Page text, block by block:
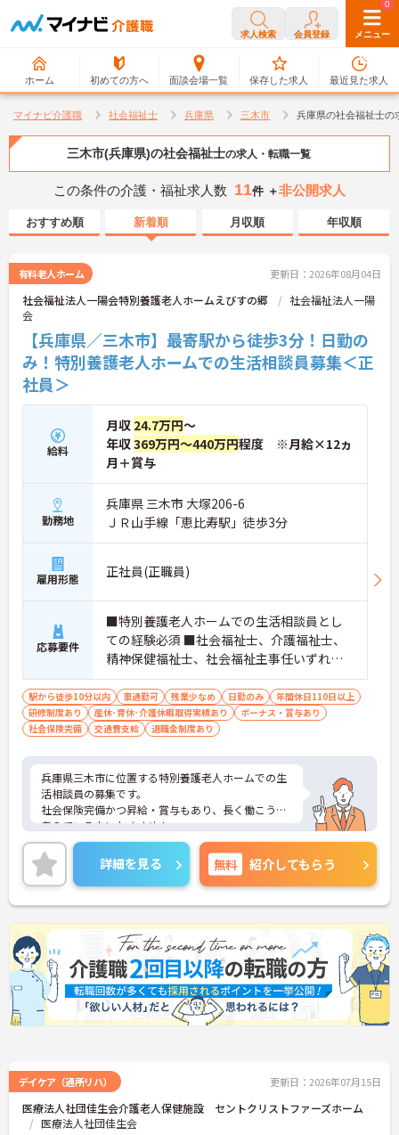
求人検索 会員登録 メニュー
ホーム 初めての方へ 面談会場一覧
0
保存した求人
0
最近見た求人
マイナビ介護職 社会福祉士 兵庫県 三木市 兵庫県の社会福祉士の
三木市(兵庫県)の社会福祉士の求人・転職一覧
この条件の介護・福祉求人数 11件 ＋非公開求人
おすすめ順 新着順 月収順 年収順
有料老人ホーム 更新日：2026年08月04日
社会福祉法人一陽会特別養護老人ホームえびすの郷
社会福祉法人一陽
会
【兵庫県／三木市】最寄駅から徒歩3分！日勤の
み！特別養護老人ホームでの生活相談員募集＜正
社員＞
給料
月収 24.7万円～
年収369万円～440万円程度 ※月給×12ヵ
月＋賞与
勤務地
兵庫県 三木市 大塚206-6
ＪＲ山手線「恵比寿駅」徒歩3分
雇用形態 正社員(正職員)
応募要件
■特別養護老人ホームでの生活相談員とし
ての経験必須 ■社会福祉士、介護福祉士、
精神保健福祉士、社会福祉主事任いずれか
必須 ■必要なPCスキル：介護ソフトへの入
力(Word程度）
駅から徒歩10分以内 車通勤可 残業少なめ 日勤のみ
年間休日110日以上
研修制度あり
産休･育休･介護休暇取得実績あり
ボーナス・賞与あり
社会保険完備
交通費支給 退職金制度あり
兵庫県三木市に位置する特別養護老人ホームでの生
活相談員の募集です。
社会保険完備かつ昇給・賞与もあり、長く働こうと
考えている方におすすめ！
マイカー通勤◎かつ無料駐車場有！様々な通勤手段
を選べて便利！
ご興味のある方はご面接のポイントをお伝えいたし
ますので、お気軽にご相談ください。
詳細を見る 無料 紹介してもらう
デイケア（通所リハ） 更新日：2026年07月15日
医療法人社団佳生会介護老人保健施設 セントクリストファーズホーム
医療法人社団佳生会